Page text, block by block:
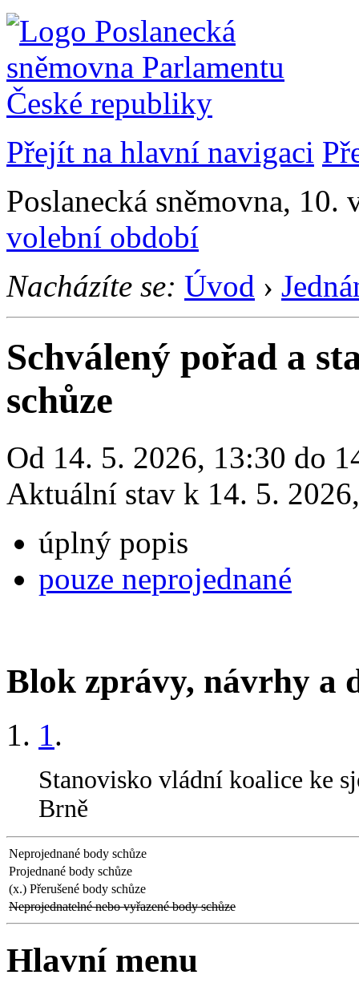
Přejít na hlavní navigaci
Poslanecká sněmovna,
volební období
Nacházíte se: Úvod ›
Schválený pořad a
schůze
Od 14. 5. 2026, 13:30 do
Aktuální stav k 14. 5.
úplný popis
pouze neprojednané
Blok zprávy, návrhy a
1.
Stanovisko vládní koalice ke
Brně
Neprojednané body schůze
Projednané body schůze
(x.) Přerušené body schůze
Neprojednatelné nebo vyřazené body schůze
Hlavní menu